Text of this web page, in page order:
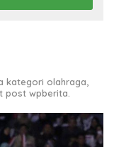
kategori olahraga,
post wpberita.